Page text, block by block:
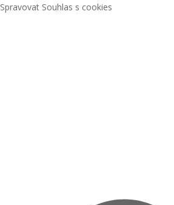
Spravovat Souhlas s cookies